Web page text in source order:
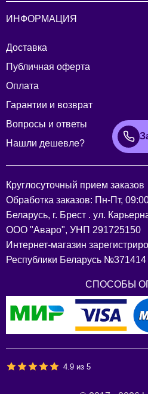
ИНФОРМАЦИЯ
Доставка
Публичная оферта
Оплата
Гарантии и возврат
Вопросы и ответы
Нашли дешевле?
Круглосуточный прием заказов
Обработка заказов: Пн-Пт,
Беларусь, г. Брест . ул.
ООО "Аваро", УНП 291725150
Интернет-магазин
Республики Беларусь №371414
СПОСОБЫ
4.9 из5